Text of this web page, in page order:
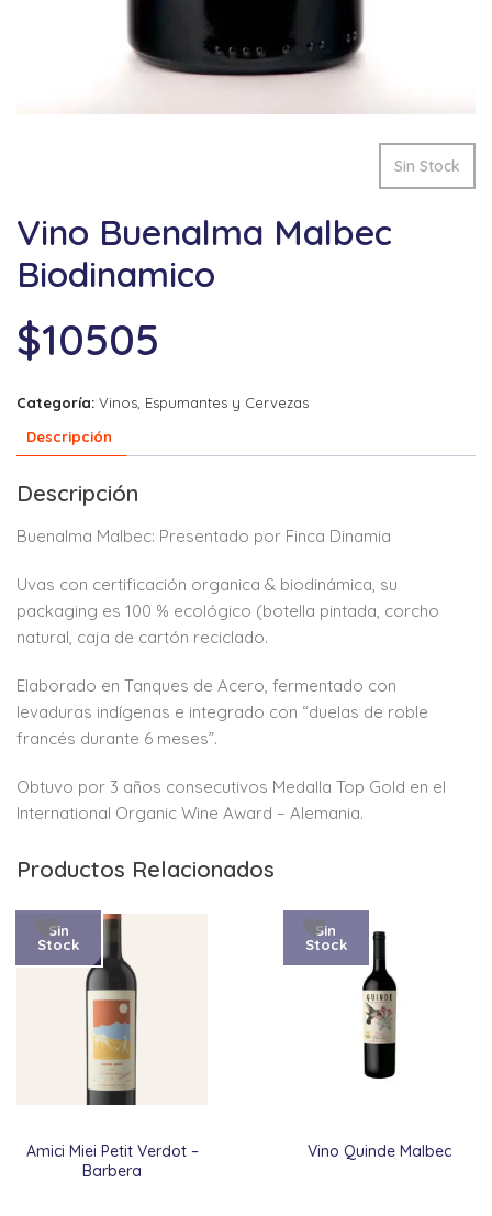
Sin Stock
Vino Buenalma Malbec
Biodinamico
$10505
Categoría: Vinos, Espumantes y Cervezas
Descripción
Descripción
Buenalma Malbec: Presentado por Finca Dinamia
Uvas con certificación organica & biodinámica, su
packaging es 100 % ecológico (botella pintada, corcho
natural, caja de cartón reciclado.
Elaborado en Tanques de Acero, fermentado con
levaduras indígenas e integrado con “duelas de roble
francés durante 6 meses”.
Obtuvo por 3 años consecutivos Medalla Top Gold en el
International Organic Wine Award – Alemania.
Productos Relacionados
Amici Miei Petit Verdot –
Barbera
Sin
Stock
Vino Quinde Malbec
Sin
Stock